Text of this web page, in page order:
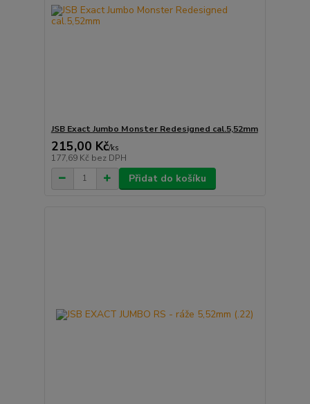
JSB Exact Jumbo Monster Redesigned cal.5,52mm
215,00 Kč/ks
177,69 Kč bez DPH
Přidat do košíku